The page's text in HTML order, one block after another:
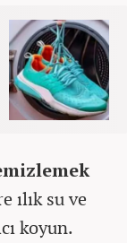
ılık su ve
koyun.